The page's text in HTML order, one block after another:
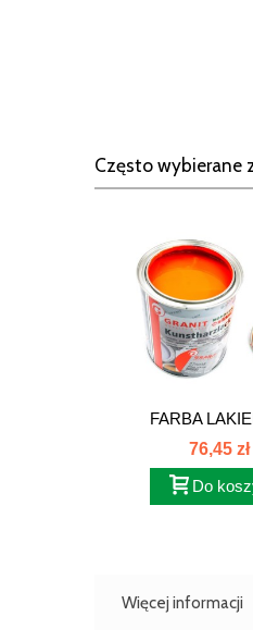
Często wybierane
FARBA
76,45 zł
Do
Więcej informacji